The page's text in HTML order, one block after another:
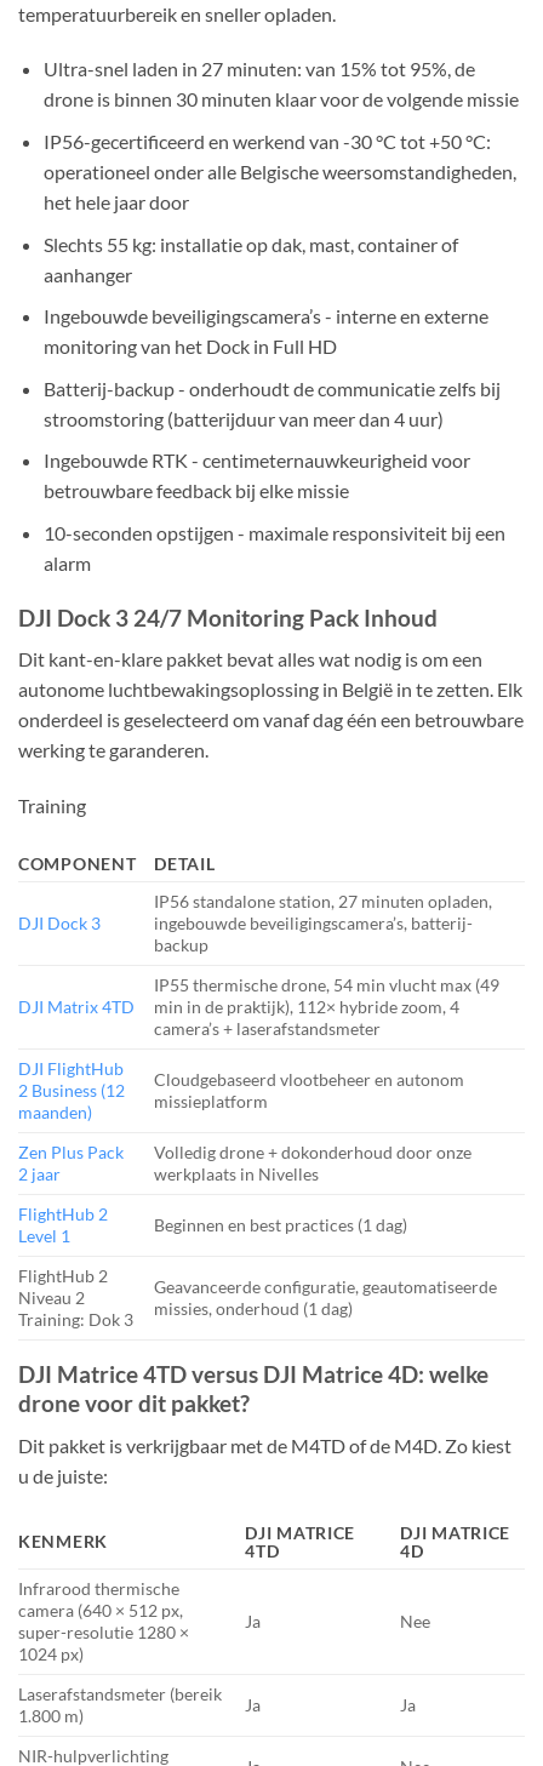
temperatuurbereik en sneller opladen.
Ultra-snel laden in 27 minuten: van 15% tot 95%, de
drone is binnen 30 minuten klaar voor de volgende missie
IP56-gecertificeerd en werkend van -30 °C tot +50 °C:
operationeel onder alle Belgische weersomstandigheden,
het hele jaar door
Slechts 55 kg: installatie op dak, mast, container of
aanhanger
Ingebouwde beveiligingscamera’s - interne en externe
monitoring van het Dock in Full HD
Batterij-backup - onderhoudt de communicatie zelfs bij
stroomstoring (batterijduur van meer dan 4 uur)
Ingebouwde RTK - centimeternauwkeurigheid voor
betrouwbare feedback bij elke missie
10-seconden opstijgen - maximale responsiviteit bij een
alarm
DJI Dock 3 24/7 Monitoring Pack Inhoud
Dit kant-en-klare pakket bevat alles wat nodig is om een
autonome luchtbewakingsoplossing in België in te zetten. Elk
onderdeel is geselecteerd om vanaf dag één een betrouwbare
werking te garanderen.
Training
COMPONENT DETAIL
DJI Dock 3
IP56 standalone station, 27 minuten opladen,
ingebouwde beveiligingscamera’s, batterij-
backup
DJI Matrix 4TD
IP55 thermische drone, 54 min vlucht max (49
min in de praktijk), 112× hybride zoom, 4
camera’s + laserafstandsmeter
DJI FlightHub
2 Business (12
maanden)
Cloudgebaseerd vlootbeheer en autonom
missieplatform
Zen Plus Pack
2 jaar
Volledig drone + dokonderhoud door onze
werkplaats in Nivelles
FlightHub 2
Level 1
Beginnen en best practices (1 dag)
FlightHub 2
Niveau 2
Training: Dok 3
Geavanceerde configuratie, geautomatiseerde
missies, onderhoud (1 dag)
DJI Matrice 4TD versus DJI Matrice 4D: welke
drone voor dit pakket?
Dit pakket is verkrijgbaar met de M4TD of de M4D. Zo kiest
u de juiste:
KENMERK
DJI MATRICE
4TD
DJI MATRICE
4D
Infrarood thermische
camera (640 × 512 px,
super-resolutie 1280 ×
1024 px)
Ja Nee
Laserafstandsmeter (bereik
1.800 m)
Ja Ja
NIR-hulpverlichting